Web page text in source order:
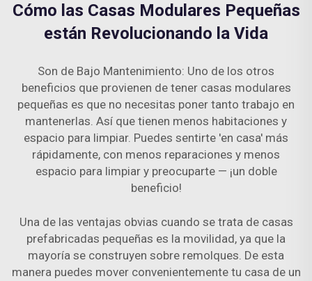
Cómo las Casas Modulares Pequeñas
están Revolucionando la Vida
Son de Bajo Mantenimiento: Uno de los otros
beneficios que provienen de tener casas modulares
pequeñas es que no necesitas poner tanto trabajo en
mantenerlas. Así que tienen menos habitaciones y
espacio para limpiar. Puedes sentirte 'en casa' más
rápidamente, con menos reparaciones y menos
espacio para limpiar y preocuparte — ¡un doble
beneficio!
Una de las ventajas obvias cuando se trata de casas
prefabricadas pequeñas es la movilidad, ya que la
mayoría se construyen sobre remolques. De esta
manera puedes mover convenientemente tu casa de un